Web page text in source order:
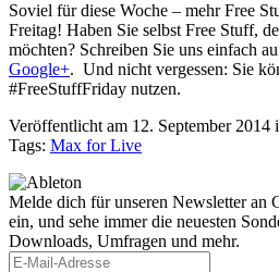
Soviel für diese Woche – mehr Free
Freitag! Haben Sie selbst Free Stuff,
möchten? Schreiben Sie uns einfach
Google+. Und nicht vergessen: Sie
#FreeStuffFriday nutzen.
Veröffentlicht am 12. September 2014
Tags: Max for Live
Melde dich für unseren Newsletter an
ein, und sehe immer die neuesten
Downloads, Umfragen und mehr.